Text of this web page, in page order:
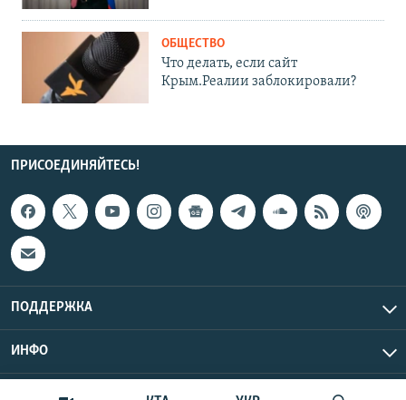
ОБЩЕСТВО
Что делать, если сайт
Крым.Реалии заблокировали?
ПРИСОЕДИНЯЙТЕСЬ!
ПОДДЕРЖКА
ИНФО